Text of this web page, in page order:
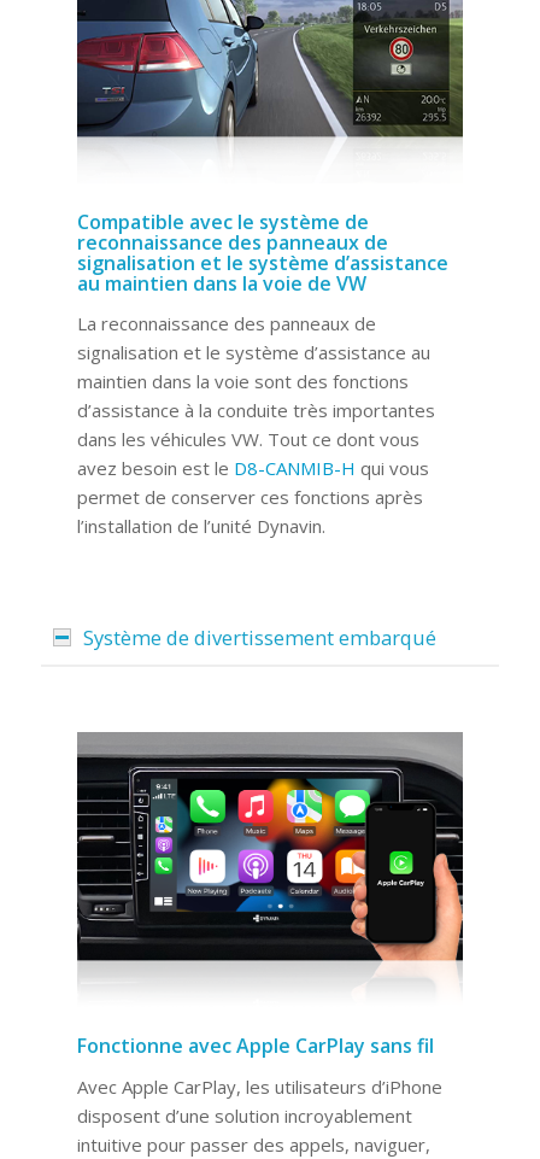
Compatible avec le système de
reconnaissance des panneaux de
signalisation et le système d’assistance
au maintien dans la voie de VW
La reconnaissance des panneaux de
signalisation et le système d’assistance au
maintien dans la voie sont des fonctions
d’assistance à la conduite très importantes
dans les véhicules VW. Tout ce dont vous
avez besoin est le D8-CANMIB-H qui vous
permet de conserver ces fonctions après
l’installation de l’unité Dynavin.
Système de divertissement embarqué
Fonctionne avec Apple CarPlay sans fil
Avec Apple CarPlay, les utilisateurs d’iPhone
disposent d’une solution incroyablement
intuitive pour passer des appels, naviguer,